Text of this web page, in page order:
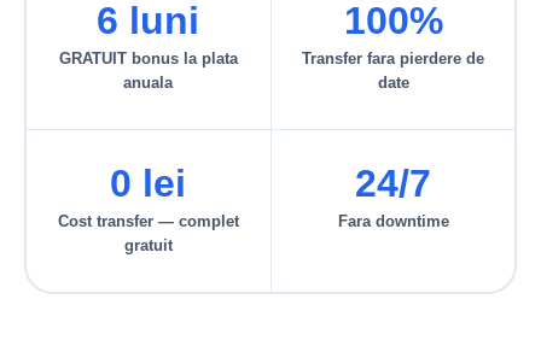
6 luni
GRATUIT bonus la plata
anuala
100%
Transfer fara pierdere de
date
0 lei
Cost transfer — complet
gratuit
24/7
Fara downtime